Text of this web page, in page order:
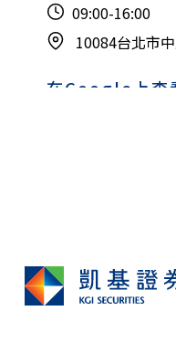
09:00-16:00
10084台北市
在Google上查
在Google上查